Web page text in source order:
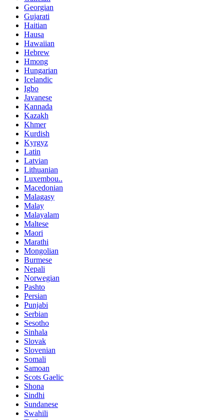
Georgian
Gujarati
Haitian
Hausa
Hawaiian
Hebrew
Hmong
Hungarian
Icelandic
Igbo
Javanese
Kannada
Kazakh
Khmer
Kurdish
Kyrgyz
Latin
Latvian
Lithuanian
Luxembou..
Macedonian
Malagasy
Malay
Malayalam
Maltese
Maori
Marathi
Mongolian
Burmese
Nepali
Norwegian
Pashto
Persian
Punjabi
Serbian
Sesotho
Sinhala
Slovak
Slovenian
Somali
Samoan
Scots Gaelic
Shona
Sindhi
Sundanese
Swahili